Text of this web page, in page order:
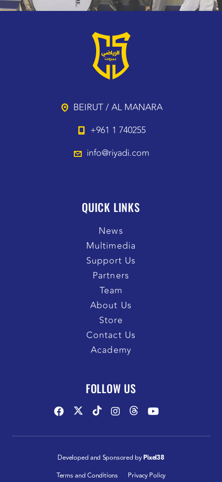
BEIRUT / AL MANARA
+961 1 740255
info@riyadi.com
QUICK LINKS
News
Multimedia
Support Us
Partners
Team
About Us
Store
Contact Us
Academy
FOLLOW US
Developed and Sponsored by Pixel38
Terms and Conditions
Privacy Policy